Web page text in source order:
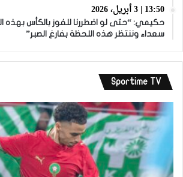
13:50 | 3 أبريل، 2026
حكيمي: “حتى لو اضطررنا للفوز بالكأس بهذه
سعداء وننتظر هذه اللحظة بفارغ الصبر”
Sportime TV